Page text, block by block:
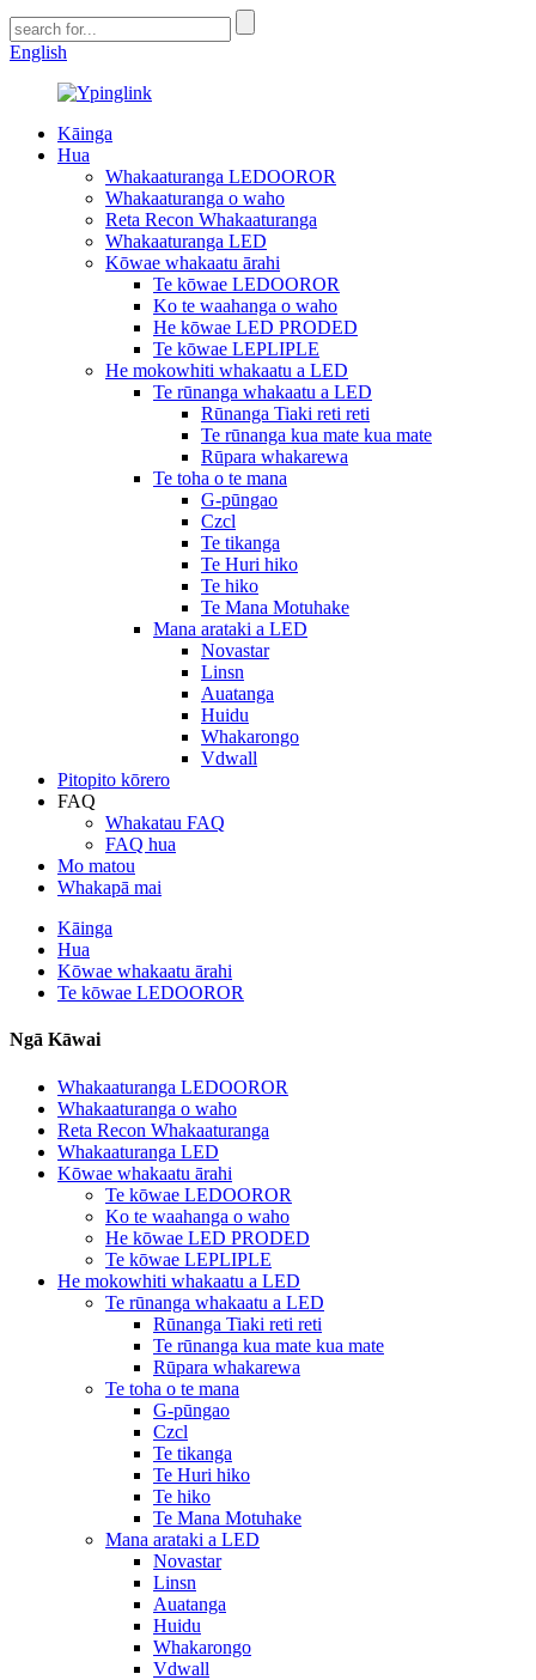
English
Kāinga
Hua
Whakaaturanga LEDOOROR
Whakaaturanga o waho
Reta Recon Whakaaturanga
Whakaaturanga LED
Kōwae whakaatu ārahi
Te kōwae LEDOOROR
Ko te waahanga o waho
He kōwae LED PRODED
Te kōwae LEPLIPLE
He mokowhiti whakaatu a LED
Te rūnanga whakaatu a LED
Rūnanga Tiaki reti reti
Te rūnanga kua mate kua mate
Rūpara whakarewa
Te toha o te mana
G-pūngao
Czcl
Te tikanga
Te Huri hiko
Te hiko
Te Mana Motuhake
Mana arataki a LED
Novastar
Linsn
Auatanga
Huidu
Whakarongo
Vdwall
Pitopito kōrero
FAQ
Whakatau FAQ
FAQ hua
Mo matou
Whakapā mai
Kāinga
Hua
Kōwae whakaatu ārahi
Te kōwae LEDOOROR
Ngā Kāwai
Whakaaturanga LEDOOROR
Whakaaturanga o waho
Reta Recon Whakaaturanga
Whakaaturanga LED
Kōwae whakaatu ārahi
Te kōwae LEDOOROR
Ko te waahanga o waho
He kōwae LED PRODED
Te kōwae LEPLIPLE
He mokowhiti whakaatu a LED
Te rūnanga whakaatu a LED
Rūnanga Tiaki reti reti
Te rūnanga kua mate kua mate
Rūpara whakarewa
Te toha o te mana
G-pūngao
Czcl
Te tikanga
Te Huri hiko
Te hiko
Te Mana Motuhake
Mana arataki a LED
Novastar
Linsn
Auatanga
Huidu
Whakarongo
Vdwall